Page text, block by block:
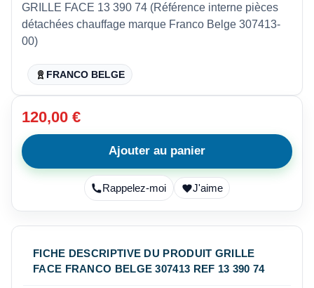
GRILLE FACE 13 390 74 (Référence interne pièces
détachées chauffage marque Franco Belge 307413-
00)
FRANCO BELGE
120,00 €
Ajouter au panier
Rappelez-moi J'aime
FICHE DESCRIPTIVE DU PRODUIT GRILLE
FACE FRANCO BELGE 307413 REF 13 390 74